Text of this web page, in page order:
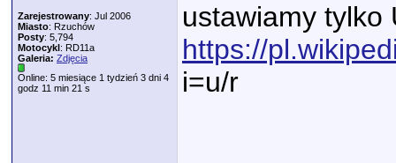
Zarejestrowany: Jul 2006
Miasto: Rzuchów
Posty: 5,794
Motocykl: RD11a
Galeria: Zdjęcia
Online: 5 miesiące 1 tydzień 3 dni 4
godz 11 min 21 s
ustawiamy tylko
https://
i=u/r